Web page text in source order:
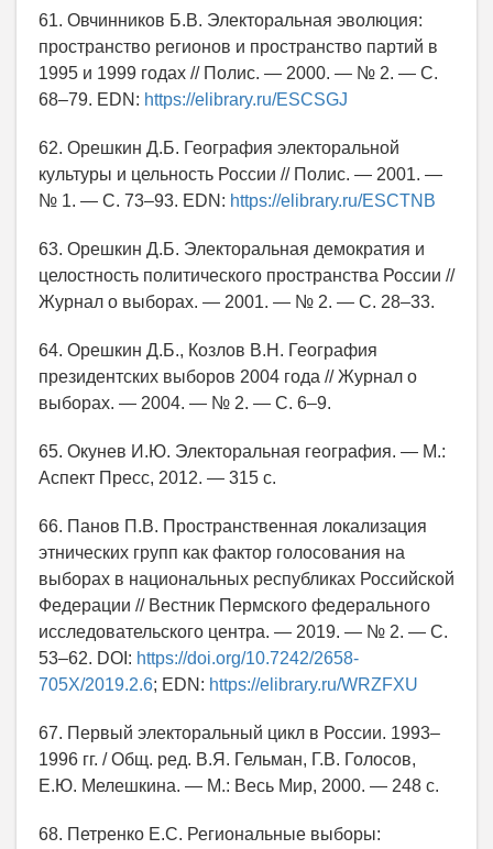
61. Овчинников Б.В. Электоральная эволюция:
пространство регионов и пространство партий в
1995 и 1999 годах // Полис. — 2000. — № 2. — С.
68–79. EDN: https://elibrary.ru/ESCSGJ
62. Орешкин Д.Б. География электоральной
культуры и цельность России // Полис. — 2001. —
№ 1. — С. 73–93. EDN: https://elibrary.ru/ESCTNB
63. Орешкин Д.Б. Электоральная демократия и
целостность политического пространства России //
Журнал о выборах. — 2001. — № 2. — С. 28–33.
64. Орешкин Д.Б., Козлов В.Н. География
президентских выборов 2004 года // Журнал о
выборах. — 2004. — № 2. — С. 6–9.
65. Окунев И.Ю. Электоральная география. — М.:
Аспект Пресс, 2012. — 315 с.
66. Панов П.В. Пространственная локализация
этнических групп как фактор голосования на
выборах в национальных республиках Российской
Федерации // Вестник Пермского федерального
исследовательского центра. — 2019. — № 2. — С.
53–62. DOI: https://doi.org/10.7242/2658-
705X/2019.2.6; EDN: https://elibrary.ru/WRZFXU
67. Первый электоральный цикл в России. 1993–
1996 гг. / Общ. ред. В.Я. Гельман, Г.В. Голосов,
Е.Ю. Мелешкина. — М.: Весь Мир, 2000. — 248 с.
68. Петренко Е.С. Региональные выборы: